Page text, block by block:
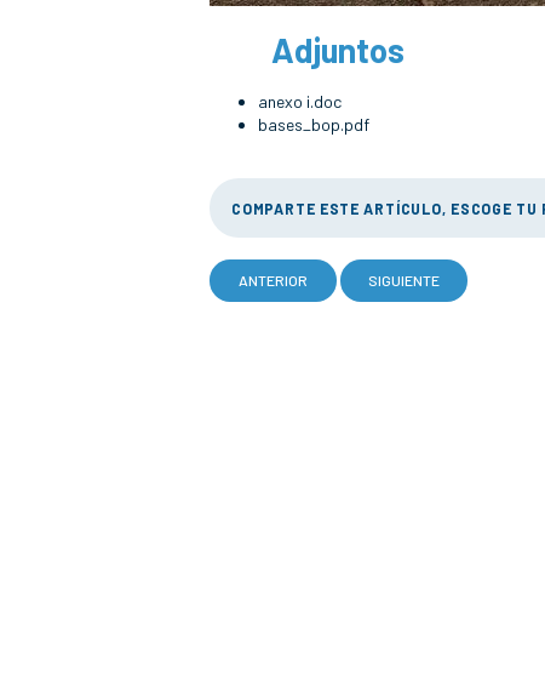
Adjuntos
anexo i.doc
bases_bop.pdf
COMPARTE ESTE ARTÍCULO, ESCOGE TU
ANTERIOR SIGUIENTE